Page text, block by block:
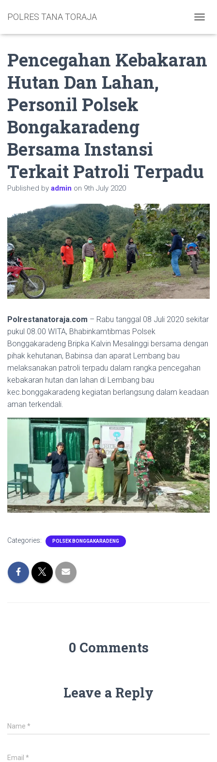
POLRES TANA TORAJA
Pencegahan Kebakaran
Hutan Dan Lahan,
Personil Polsek
Bongakaradeng
Bersama Instansi
Terkait Patroli Terpadu
Published by admin on 9th July 2020
Polrestanatoraja.com – Rabu tanggal 08 Juli 2020 sekitar
pukul 08.00 WITA, Bhabinkamtibmas Polsek
Bonggakaradeng Bripka Kalvin Mesalinggi bersama dengan
pihak kehutanan, Babinsa dan aparat Lembang bau
melaksanakan patroli terpadu dalam rangka pencegahan
kebakaran hutan dan lahan di Lembang bau
kec.bonggakaradeng kegiatan berlangsung dalam keadaan
aman terkendali.
Categories: POLSEK BONGGAKARADENG
0 Comments
Leave a Reply
Name *
Email *